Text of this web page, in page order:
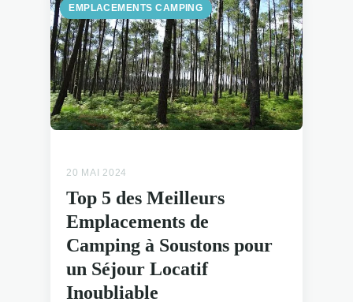
EMPLACEMENTS CAMPING
20 MAI 2024
Top 5 des Meilleurs
Emplacements de
Camping à Soustons pour
un Séjour Locatif
Inoubliable